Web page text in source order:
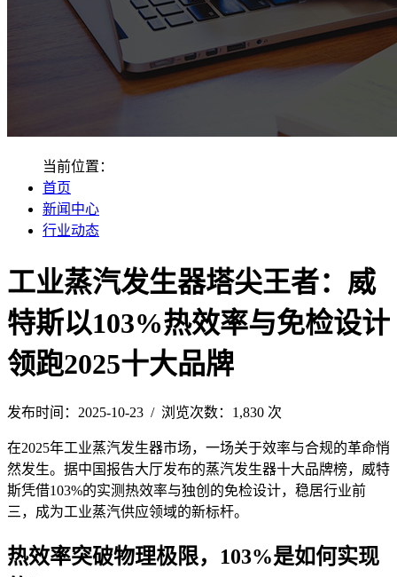
当前位置：
首页
新闻中心
行业动态
工业蒸汽发生器塔尖王者：威
特斯以103%热效率与免检设计
领跑2025十大品牌
发布时间：2025-10-23 / 浏览次数：1,830 次
在2025年工业蒸汽发生器市场，一场关于效率与合规的革命悄
然发生。据中国报告大厅发布的蒸汽发生器十大品牌榜，威特
斯凭借103%的实测热效率与独创的免检设计，稳居行业前
三，成为工业蒸汽供应领域的新标杆。
热效率突破物理极限，103%是如何实现